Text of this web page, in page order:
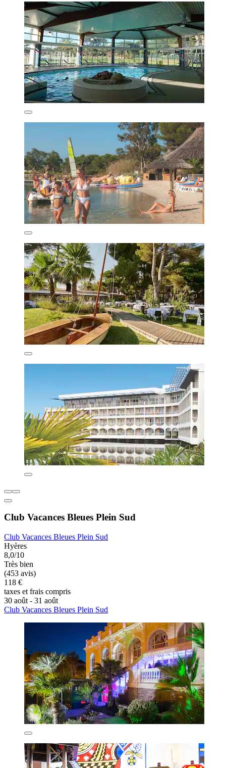
Club Vacances Bleues Plein Sud
Club Vacances Bleues Plein Sud
Hyères
8,0/10
Très bien
(453 avis)
118 €
taxes et frais compris
30 août - 31 août
Club Vacances Bleues Plein Sud